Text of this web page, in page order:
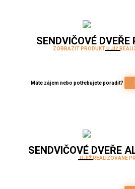
SENDVIČOVÉ
ZOBRAZIT PRODUKT U JIŽ
Máte zájem nebo potřebujete poradit?
SENDVIČOVÉ DVEŘE
U JIŽ REALIZOVANÉ